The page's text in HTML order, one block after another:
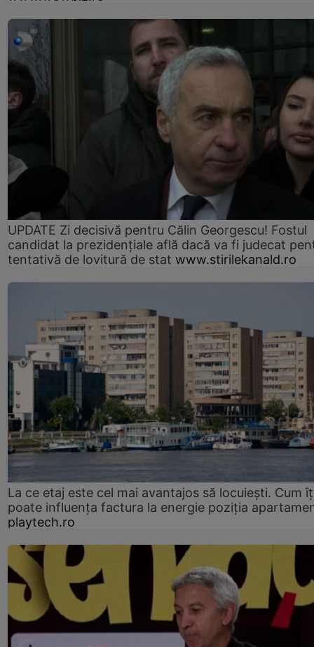
UPDATE Zi decisivă pentru Călin Georgescu! Fostul
candidat la prezidențiale află dacă va fi judecat
tentativă de lovitură de stat www.stirilekanald.ro
La ce etaj este cel mai avantajos să locuiești. Cum
poate influența factura la energie poziția
playtech.ro